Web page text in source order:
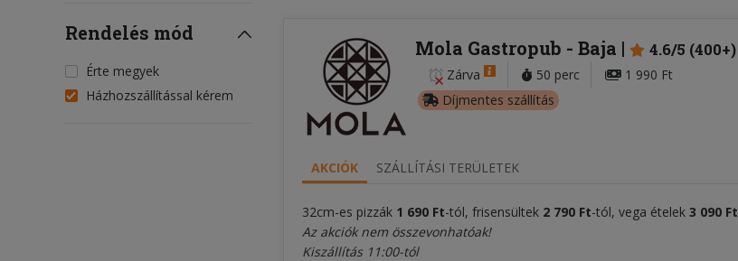
Rendelés mód
Érte megyek
Házhozszállítással kérem
Mola Gastropub - Baja 4.6/5 (400+)
Zárva 50 perc
1 990 Ft
Díjmentes szállítás
AKCIÓK SZÁLLÍTÁSI TERÜLETEK
32cm-es pizzák 1 690 Ft-tól, frisensültek 2 790 Ft-tól, vega ételek 3 090 Ft
Az akciók nem összevonhatóak!
Kiszállítás 11:00-tól